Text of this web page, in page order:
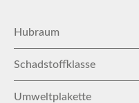
Hubraum
Schadstoffklasse
Umweltplakette